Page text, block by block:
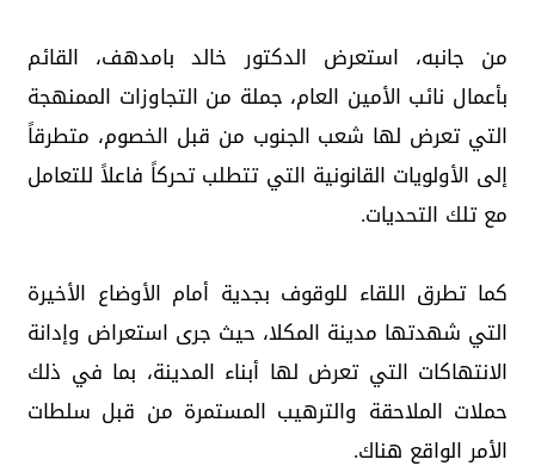
من جانبه، استعرض الدكتور خالد بامدهف، القائم
بأعمال نائب الأمين العام، جملة من التجاوزات الممنهجة
التي تعرض لها شعب الجنوب من قبل الخصوم، متطرقاً
إلى الأولويات القانونية التي تتطلب تحركاً فاعلاً للتعامل
مع تلك التحديات.
كما تطرق اللقاء للوقوف بجدية أمام الأوضاع الأخيرة
التي شهدتها مدينة المكلا، حيث جرى استعراض وإدانة
الانتهاكات التي تعرض لها أبناء المدينة، بما في ذلك
حملات الملاحقة والترهيب المستمرة من قبل سلطات
الأمر الواقع هناك.